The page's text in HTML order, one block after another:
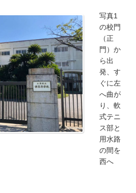
写真1
の校門
（正
門）か
ら出
発、す
ぐに左
へ曲が
り、軟
式テニ
ス部と
用水路
の間を
西へ